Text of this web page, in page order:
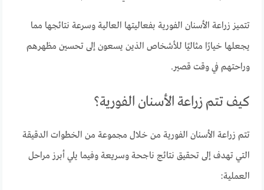
تتميز زراعة الأسنان الفورية بفعاليتها العالية وسرعة نتائجها مما
يجعلها خيارًا مثاليًا للأشخاص الذين يسعون إلى تحسين مظهرهم
وراحتهم في وقت قصير.
كيف تتم زراعة الأسنان الفورية؟
تتم زراعة الأسنان الفورية من خلال مجموعة من الخطوات الدقيقة
التي تهدف إلى تحقيق نتائج ناجحة وسريعة وفيما يلي أبرز مراحل
العملية: